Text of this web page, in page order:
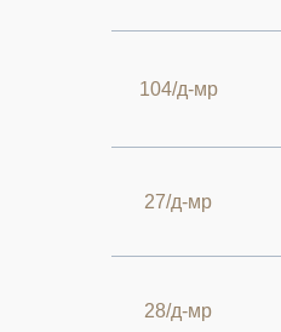
104/д-мр
27/д-мр
28/д-мр